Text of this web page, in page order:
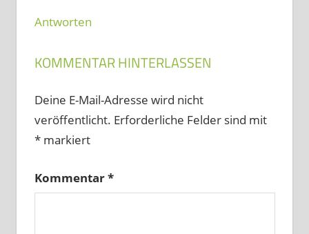
Antworten
KOMMENTAR HINTERLASSEN
Deine E-Mail-Adresse wird nicht
veröffentlicht. Erforderliche Felder sind mit
*markiert
Kommentar*